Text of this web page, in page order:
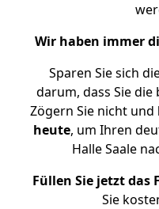
Wir haben immer
Sparen Sie sich
darum, dass Sie
Zögern Sie nicht und
heute, um Ihren
Halle Saale
Füllen Sie jetzt das
Sie